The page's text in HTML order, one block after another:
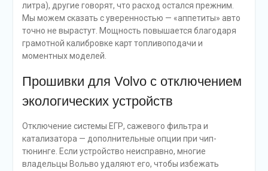
литра), другие говорят, что расход остался прежним.
Мы можем сказать с уверенностью — «аппетиты» авто
точно не вырастут. Мощность повышается благодаря
грамотной калибровке карт топливоподачи и
моментных моделей.
Прошивки для Volvo с отключением
экологических устройств
Отключение системы ЕГР, сажевого фильтра и
катализатора — дополнительные опции при чип-
тюнинге. Если устройство неисправно, многие
владельцы Вольво удаляют его, чтобы избежать